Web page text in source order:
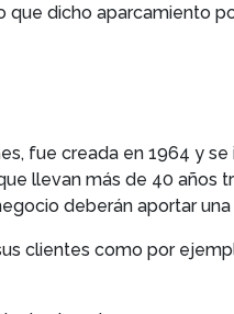
dicho aparcamiento
fue creada en 1964 y
llevan más de 40 años
deberán aportar
clientes como por